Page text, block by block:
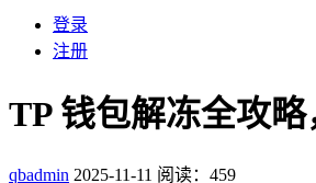
登录
注册
TP 钱包解冻全攻
qbadmin 2025-11-11 阅读：459